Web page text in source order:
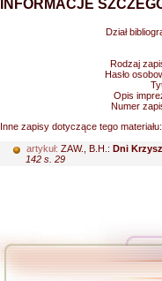
INFORMACJE
Dział
Rodzaj
Hasło
Opis
Numer
Inne zapisy dotyczące tego materiału:
artykuł: ZAW., B.H.: Dni
142 s. 29